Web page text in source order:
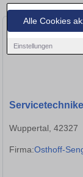
Alle Cookies
Einstellungen
Wuppertal, 42327
Firma:Osthoff-